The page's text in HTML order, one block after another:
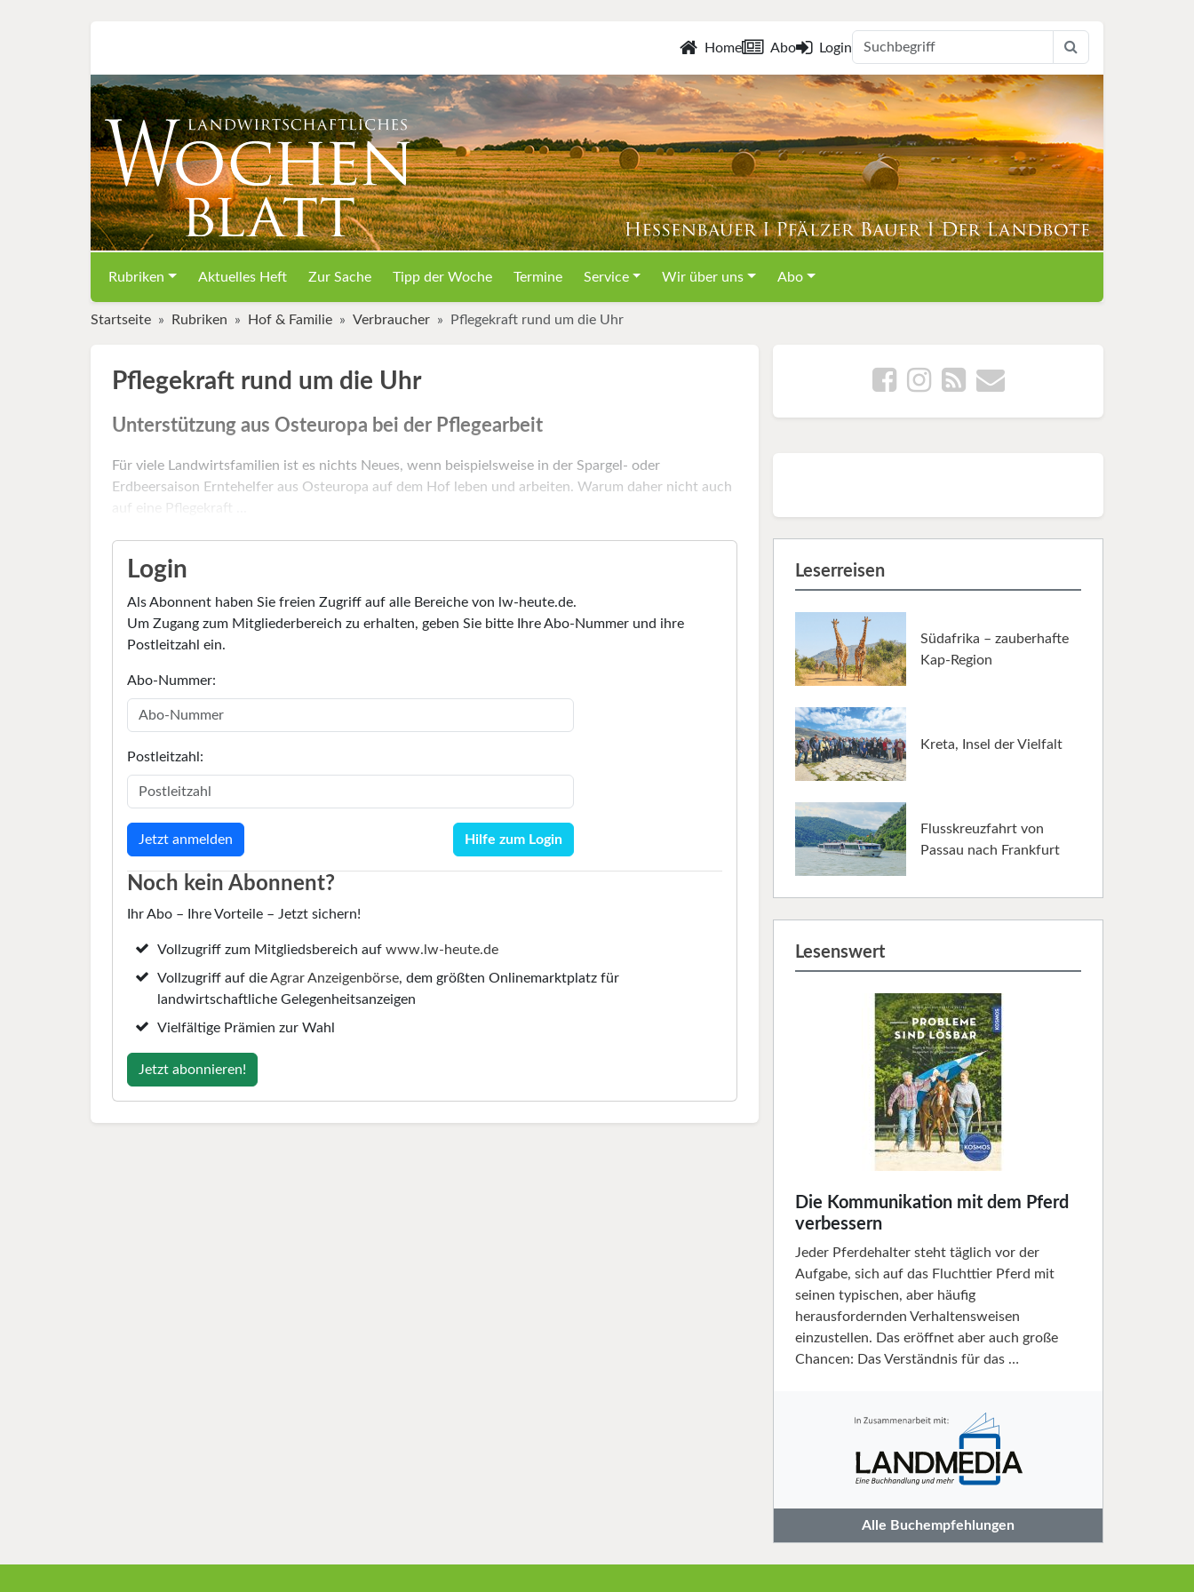
Home Abo Login
Rubriken Aktuelles Heft Zur Sache Tipp der Woche Termine Service Wir über uns Abo
Startseite Rubriken Hof & Familie Verbraucher Pflegekraft rund um die Uhr
Pflegekraft rund um die Uhr
Unterstützung aus Osteuropa bei der Pflegearbeit
Für viele Landwirtsfamilien ist es nichts Neues, wenn beispielsweise in der Spargel- oder
Erdbeersaison Erntehelfer aus Osteuropa auf dem Hof leben und arbeiten. Warum daher nicht auch
auf eine Pflegekraft ...
Login
Als Abonnent haben Sie freien Zugriff auf alle Bereiche von lw-heute.de.
Um Zugang zum Mitgliederbereich zu erhalten, geben Sie bitte Ihre Abo-Nummer und ihre
Postleitzahl ein.
Abo-Nummer:
Postleitzahl:
Hilfe zum Login
Noch kein Abonnent?
Ihr Abo – Ihre Vorteile – Jetzt sichern!
Vollzugriff zum Mitgliedsbereich aufwww.lw-heute.de
Vollzugriff auf dieAgrar Anzeigenbörse, dem größten Onlinemarktplatz für
landwirtschaftliche Gelegenheitsanzeigen
Vielfältige Prämien zur Wahl
Jetzt abonnieren!
Leserreisen
Südafrika – zauberhafte
Kap-Region
Kreta, Insel der Vielfalt
Flusskreuzfahrt von
Passau nach Frankfurt
Lesenswert
Die Kommunikation mit dem Pferd
verbessern
Jeder Pferdehalter steht täglich vor der
Aufgabe, sich auf das Fluchttier Pferd mit
seinen typischen, aber häufig
herausfordernden Verhaltensweisen
einzustellen. Das eröffnet aber auch große
Chancen: Das Verständnis für das …
Alle Buchempfehlungen